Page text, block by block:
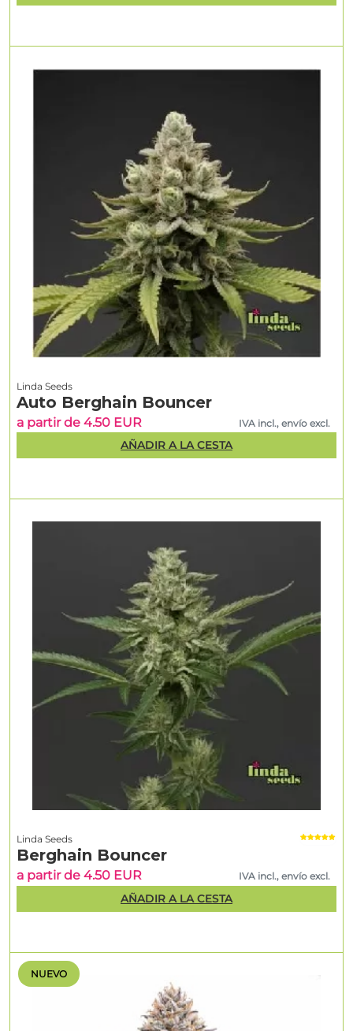
NUEVO
Linda Seeds
Berghain Bouncer
a partir de 4.50 EUR IVA incl., envío excl.
AÑADIR A LA CESTA
Linda Seeds
Auto Berghain Bouncer
a partir de 4.50 EUR IVA incl., envío excl.
AÑADIR A LA CESTA